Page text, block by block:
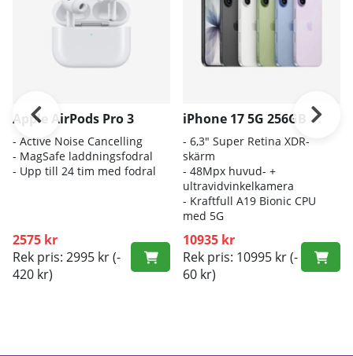
Apple AirPods Pro 3
- Active Noise Cancelling
- MagSafe laddningsfodral
- Upp till 24 tim med fodral
2575 kr
Rek pris: 2995 kr(-
420 kr)
iPhone 17 5G 256GB
- 6,3" Super Retina XDR-
skärm
- 48Mpx huvud- +
ultravidvinkelkamera
- Kraftfull A19 Bionic CPU
med 5G
10935 kr
Rek pris: 10995 kr(-
60 kr)